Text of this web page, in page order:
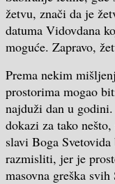
žetvu, znači da je
datuma Vidovdana
moguće. Zapravo,
Prema nekim
prostorima mogao
najduži dan u
dokazi za tako
slavi Boga
razmisliti, jer je
masovna greška